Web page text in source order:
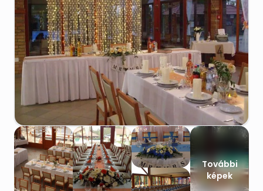
További
képek